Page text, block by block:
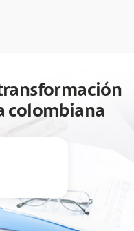
colombiana